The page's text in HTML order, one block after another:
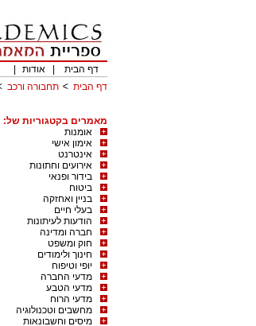
דף הבית
אודות
דף הבית
תחבורה ורכב
מאמרים בקטגוריות של:
אומנות
אימון אישי
אינטרנט
אירועים וחתונות
בידור ופנאי
ביטוח
בניין ואחזקה
בעלי חיים
הודעות לעיתונות
חברה ומדינה
חוק ומשפט
חינוך ולימודים
יופי וטיפוח
מדעי החברה
מדעי הטבע
מדעי הרוח
מחשבים וטכנולוגיה
מיסים וחשבונאות